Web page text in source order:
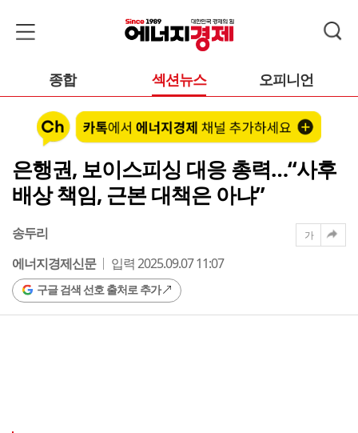
종합 섹션뉴스 오피니언
은행권, 보이스피싱 대응 총력…“사후
배상 책임, 근본 대책은 아냐”
송두리
에너지경제신문
입력 2025.09.07 11:07
구글 검색 선호 출처로 추가
가